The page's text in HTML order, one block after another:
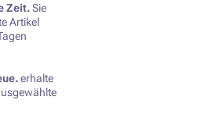
Zeit.Sie
Artikel
erhalte